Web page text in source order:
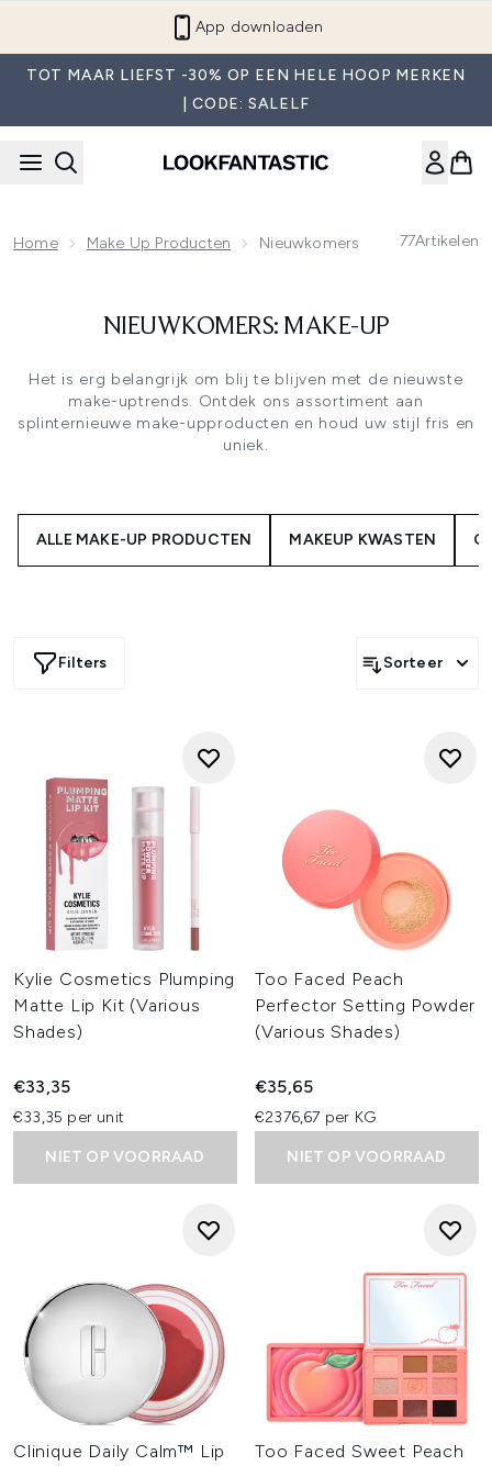
App downloaden
TOT MAAR LIEFST -30% OP EEN HELE HOOP MERKEN
| CODE: SALELF
Home Make Up Producten Nieuwkomers: Make-Up
77Artikelen
NIEUWKOMERS: MAKE-UP
Het is erg belangrijk om blij te blijven met de nieuwste
make-uptrends. Ontdek ons assortiment aan
splinternieuwe make-upproducten en houd uw stijl fris en
uniek.
ALLE MAKE-UP PRODUCTEN MAKEUP KWASTEN
Filters Sorteer
Kylie Cosmetics Plumping
Matte Lip Kit (Various
Shades)
€33,35
€33,35 per unit
NIET OP VOORRAAD
Too Faced Peach
Perfector Setting Powder
(Various Shades)
€35,65
€2376,67 per KG
NIET OP VOORRAAD
Clinique Daily Calm™ Lip
Too Faced Sweet Peach